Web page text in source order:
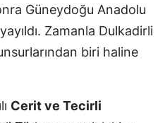
Güneydoğu Anadolu
Zamanla Dulkadirli
biri haline
Cerit ve Tecirli